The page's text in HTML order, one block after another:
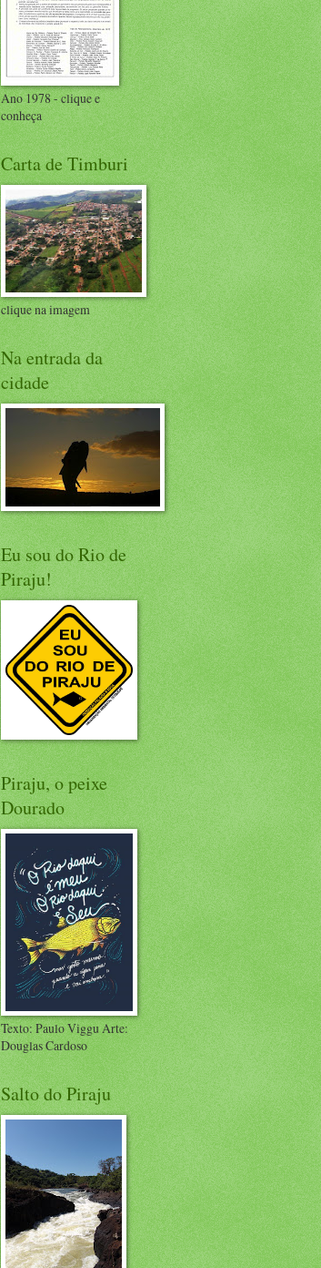
Ano 1978 - clique e
conheça
Carta de Timburi
clique na imagem
Na entrada da
cidade
Eu sou do Rio de
Piraju!
Piraju, o peixe
Dourado
Texto: Paulo Viggu Arte:
Douglas Cardoso
Salto do Piraju